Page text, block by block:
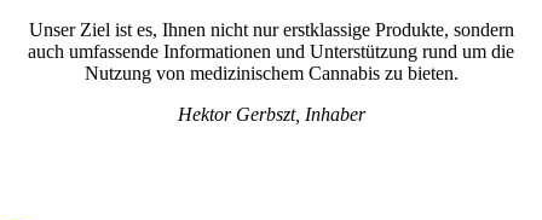
Unser Ziel ist es, Ihnen nicht nur erstklassige Produkte, sondern
auch umfassende Informationen und Unterstützung rund um die
Nutzung von medizinischem Cannabis zu bieten.
Hektor Gerbszt, Inhaber